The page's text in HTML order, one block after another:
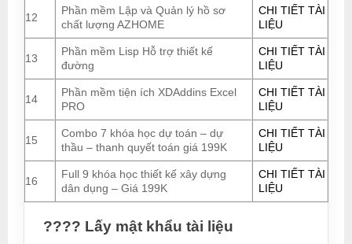
12
Phần mềm Lập và Quản lý hồ sơ
chất lượng AZHOME
CHI TIẾT TÀI
LIỆU
13
Phần mềm Lisp Hỗ trợ thiết kế
đường
CHI TIẾT TÀI
LIỆU
14
Phần mềm tiện ích XDAddins Excel
PRO
CHI TIẾT TÀI
LIỆU
15
Combo 7 khóa học dự toán – dự
thầu – thanh quyết toán giá 199K
CHI TIẾT TÀI
LIỆU
16
Full 9 khóa học thiết kế xây dựng
dân dụng – Giá 199K
CHI TIẾT TÀI
LIỆU
???? Lấy mật khẩu tài liệu